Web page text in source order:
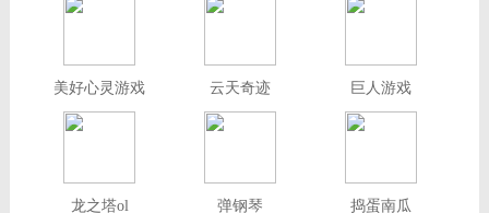
美好心灵游戏 云天奇迹 巨人游戏
龙之塔ol 弹钢琴 捣蛋南瓜